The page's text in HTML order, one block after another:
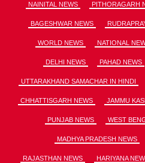
NAINITAL NEWS PITHORAGARH
BAGESHWAR NEWS
WORLD NEWS NATIONAL
DELHI NEWS PAHAD NEWS
UTTARAKHAND SAMACHAR IN HINDI
CHHATTISGARH NEWS JAMMU
PUNJAB NEWS WEST
MADHYA PRADESH NEWS
RAJASTHAN NEWS HARIYANA